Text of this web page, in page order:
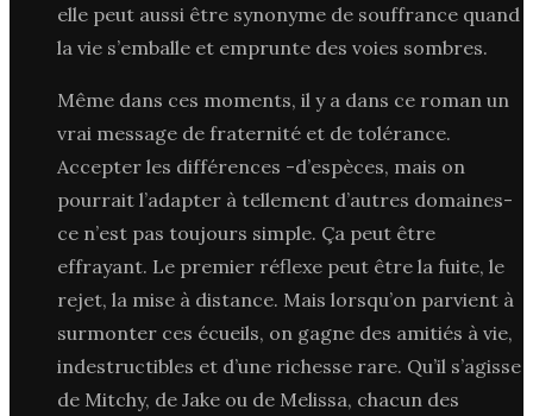
elle peut aussi être synonyme de souffrance quand
la vie s’emballe et emprunte des voies sombres.
Même dans ces moments, il y a dans ce roman un
vrai message de fraternité et de tolérance.
Accepter les différences -d’espèces, mais on
pourrait l’adapter à tellement d’autres domaines-
ce n’est pas toujours simple. Ça peut être
effrayant. Le premier réflexe peut être la fuite, le
rejet, la mise à distance. Mais lorsqu’on parvient à
surmonter ces écueils, on gagne des amitiés à vie,
indestructibles et d’une richesse rare. Qu’il s’agisse
de Mitchy, de Jake ou de Melissa, chacun des